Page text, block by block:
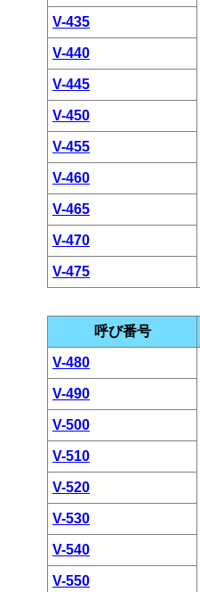
V-435
V-440
V-445
V-450
V-455
V-460
V-465
V-470
V-475
呼び番号
V-480
V-490
V-500
V-510
V-520
V-530
V-540
V-550